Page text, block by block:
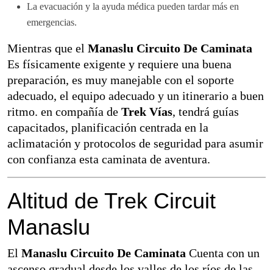
La evacuación y la ayuda médica pueden tardar más en
emergencias.
Mientras que el Manaslu Circuito De Caminata
Es físicamente exigente y requiere una buena
preparación, es muy manejable con el soporte
adecuado, el equipo adecuado y un itinerario a buen
ritmo. en compañía de Trek Vías, tendrá guías
capacitados, planificación centrada en la
aclimatación y protocolos de seguridad para asumir
con confianza esta caminata de aventura.
Altitud de Trek Circuit
Manaslu
El Manaslu Circuito De Caminata Cuenta con un